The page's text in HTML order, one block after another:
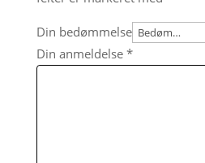
Din bedømmelse
Din anmeldelse *